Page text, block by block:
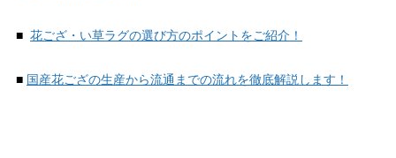
■ 花ござ・い草ラグの選び方のポイントをご紹介！
■ 国産花ござの生産から流通までの流れを徹底解説します！